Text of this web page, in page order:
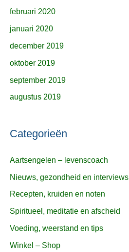
februari 2020
januari 2020
december 2019
oktober 2019
september 2019
augustus 2019
Categorieën
Aartsengelen – levenscoach
Nieuws, gezondheid en interviews
Recepten, kruiden en noten
Spiritueel, meditatie en afscheid
Voeding, weerstand en tips
Winkel – Shop